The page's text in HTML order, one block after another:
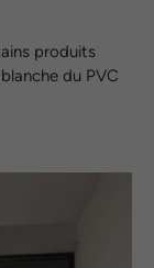
produits
du PVC